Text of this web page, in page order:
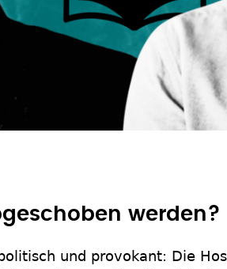
werden?
und provokant: Die